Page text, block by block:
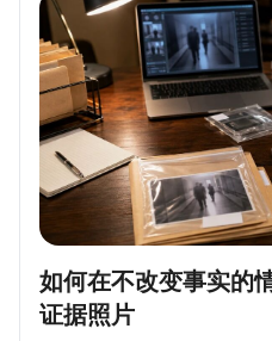
如何在不改变事实的
证据照片